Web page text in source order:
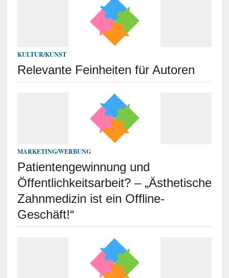
KULTUR/KUNST
Relevante Feinheiten für Autoren
MARKETING/WERBUNG
Patientengewinnung und
Öffentlichkeitsarbeit? – „Ästhetische
Zahnmedizin ist ein Offline-
Geschäft!“